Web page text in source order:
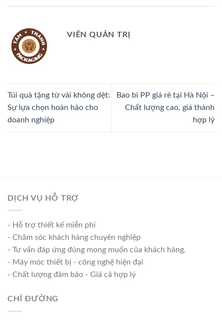
VIÊN QUẢN TRỊ
Túi quà tặng từ vải không dệt:
Sự lựa chọn hoàn hảo cho
doanh nghiệp
Bao bì PP giá rẻ tại Hà Nội –
Chất lượng cao, giá thành
hợp lý
DỊCH VỤ HỖ TRỢ
- Hỗ trợ thiết kế miễn phí
- Chăm sóc khách hàng chuyên nghiệp
- Tư vấn đáp ứng đúng mong muốn của khách hàng.
- Máy móc thiết bị - công nghệ hiện đại
- Chất lượng đảm bảo - Giá cả hợp lý
CHỈ ĐƯỜNG